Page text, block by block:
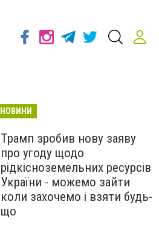
Трамп зробив нову заяву
про угоду щодо
рідкісноземельних ресурсів
України - можемо зайти
коли захочемо і взяти будь-
що